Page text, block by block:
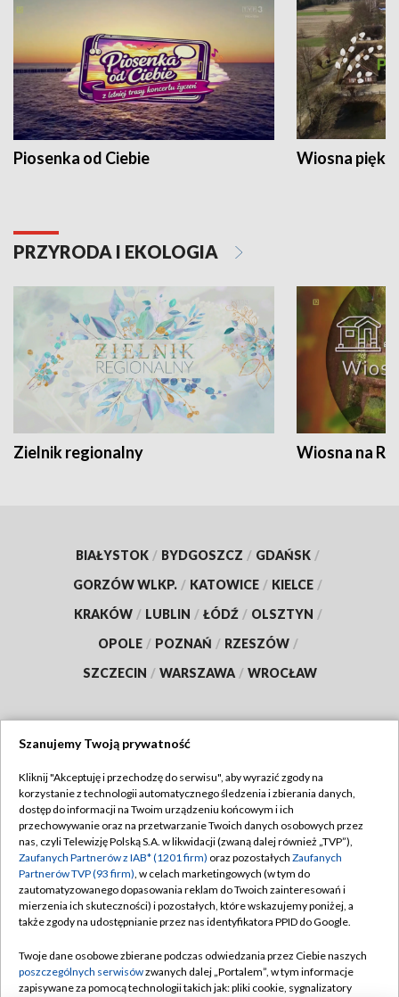
Piosenka od Ciebie Wiosna
PRZYRODA I EKOLOGIA
Zielnik regionalny Wiosna na
BIAŁYSTOK / BYDGOSZCZ / GDAŃSK /
GORZÓW WLKP. / KATOWICE / KIELCE /
KRAKÓW / LUBLIN / ŁÓDŹ / OLSZTYN /
OPOLE / POZNAŃ / RZESZÓW /
SZCZECIN / WARSZAWA / WROCŁAW
TVP
Abonament TVP
Emisja w TVP
Centrum informacji TVP
Naziemna Telewizja Cyfrowa
Rada Programowa
Regulamin TVP
Polityka prywatności
Moje zgody
Pomoc
Kontakt
Szanujemy Twoją prywatność
Kliknij "Akceptuję i przechodzę do serwisu", aby wyrazić zgody na
korzystanie z technologii automatycznego śledzenia i zbierania danych,
dostęp do informacji na Twoim urządzeniu końcowym i ich
przechowywanie oraz na przetwarzanie Twoich danych osobowych przez
nas, czyli Telewizję Polską S.A. w likwidacji (zwaną dalej również „TVP”),
Zaufanych Partnerów z IAB* (1201 firm) oraz pozostałych Zaufanych
Partnerów TVP (93 firm), w celach marketingowych (w tym do
zautomatyzowanego dopasowania reklam do Twoich zainteresowań i
mierzenia ich skuteczności) i pozostałych, które wskazujemy poniżej, a
także zgody na udostępnianie przez nas identyfikatora PPID do Google.
Twoje dane osobowe zbierane podczas odwiedzania przez Ciebie naszych
poszczególnych serwisówzwanych dalej „Portalem”, w tym informacje
zapisywane za pomocą technologii takich jak: pliki cookie, sygnalizatory